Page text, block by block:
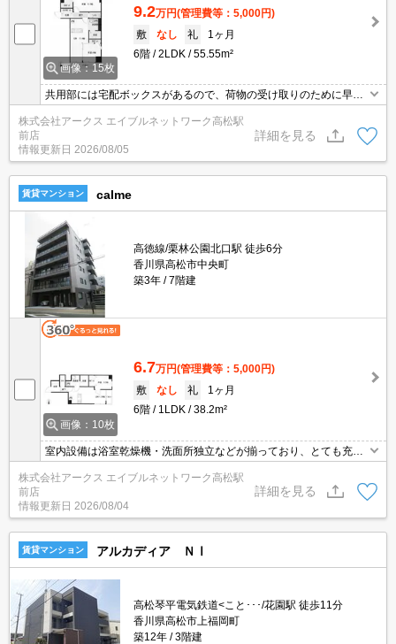
画像：15枚
9.2万円(管理費等：5,000円)
敷
なし 礼
1ヶ月
6階
2LDK 55.55m²
共用部には宅配ボックスがあるので、荷物の受け取りのために早く
に好評です。セキュリティ面は、TVインターホン・オートロックな
ど充実しているので、防犯対策もばっちりです。2口コンロを設置
しているので、2つの料理を同時に進められて料理の効率を上げら
れます。
株式会社アークス エイブルネットワーク高松駅
前店
情報更新日 2026/08/05
詳細を見る
賃貸マンション calme
高徳線/栗林公園北口駅 徒歩6分
香川県高松市中央町
築3年
7階建
画像：10枚
6.7万円(管理費等：5,000円)
敷
なし 礼
1ヶ月
6階
1LDK 38.2m²
室内設備は浴室乾燥機・洗面所独立などが揃っており、とても充実
しています。エントランスのオートロックと玄関の鍵で二重に施錠
できるので防犯対策につながります。共用部には宅配ボックスが備
え付けられているため、非対面で荷物を受け取れます。収納はシュ
ーズボックス・クロゼットなど豊富なので、衣類や履き物の整理が
しやすく便利です。
株式会社アークス エイブルネットワーク高松駅
前店
情報更新日 2026/08/04
詳細を見る
賃貸マンション アルカディア ＮⅠ
高松琴平電気鉄道<こと･･･/花園駅 徒歩11分
香川県高松市上福岡町
築12年
3階建